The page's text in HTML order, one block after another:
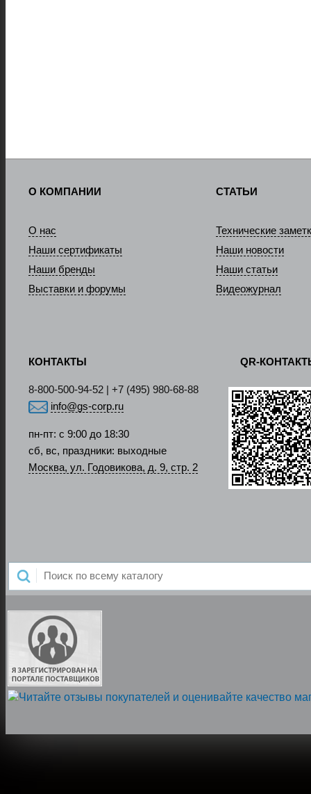
О КОМПАНИИ
О нас
Наши сертификаты
Наши бренды
Выставки и форумы
СТАТЬИ
Технические
Наши новости
Наши статьи
Видеожурнал
КОНТАКТЫ
8-800-500-94-52 | +7 (495) 980-68-88
info@gs-corp.ru
пн-пт: с 9:00 до 18:30
сб, вс, праздники: выходные
Москва, ул. Годовикова, д. 9, стр. 2
QR-